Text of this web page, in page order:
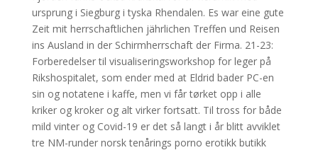
ursprung i Siegburg i tyska Rhendalen. Es war eine gute
Zeit mit herrschaftlichen jährlichen Treffen und Reisen
ins Ausland in der Schirmherrschaft der Firma. 21-23:
Forberedelser til visualiseringsworkshop for leger på
Rikshospitalet, som ender med at Eldrid bader PC-en
sin og notatene i kaffe, men vi får tørket opp i alle
kriker og kroker og alt virker fortsatt. Til tross for både
mild vinter og Covid-19 er det så langt i år blitt avviklet
tre NM-runder norsk tenårings porno erotikk butikk